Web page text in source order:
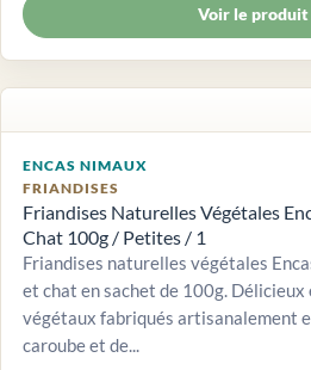
Voir le produit
ENCAS NIMAUX
FRIANDISES
Friandises Naturelles Végétales
Chat 100g / Petites / 1
Friandises naturelles végétales
et chat en sachet de 100g. Délicieux
végétaux fabriqués artisanalement
caroube et de...